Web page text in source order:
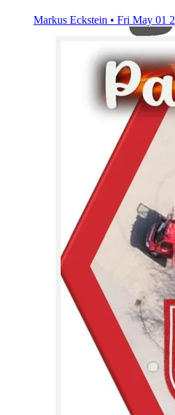
Markus Eckstein • Fri May 01